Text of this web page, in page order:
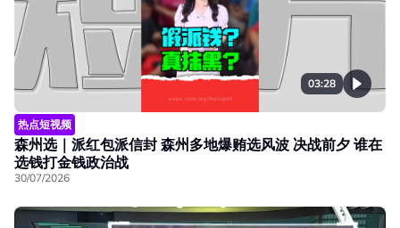
03:28
热点短视频
森州选｜派红包派信封 森州多地爆贿选风波 决战前夕 谁在
选钱打金钱政治战
30/07/2026